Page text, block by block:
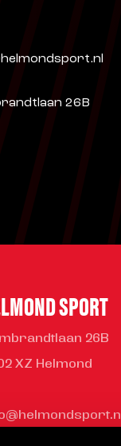
26B
SPORT
26B
XZ Helmond